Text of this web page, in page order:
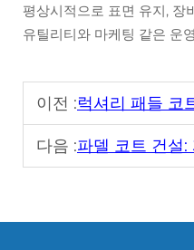
평상시적으로 표면 유지, 장
유틸리티와 마케팅 같은 운
이전 :럭셔리 패들 코
다음 :파델 코트 건설